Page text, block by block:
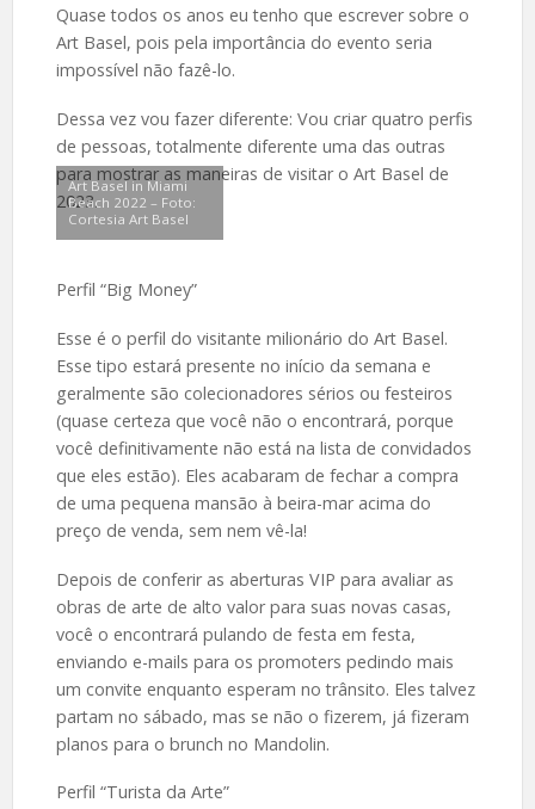
Quase todos os anos eu tenho que escrever sobre o
Art Basel, pois pela importância do evento seria
impossível não fazê-lo.
Dessa vez vou fazer diferente: Vou criar quatro perfis
de pessoas, totalmente diferente uma das outras
para mostrar as maneiras de visitar o Art Basel de
2023.
Art Basel in Miami
Beach 2022 – Foto:
Cortesia Art Basel
Perfil “Big Money”
Esse é o perfil do visitante milionário do Art Basel.
Esse tipo estará presente no início da semana e
geralmente são colecionadores sérios ou festeiros
(quase certeza que você não o encontrará, porque
você definitivamente não está na lista de convidados
que eles estão). Eles acabaram de fechar a compra
de uma pequena mansão à beira-mar acima do
preço de venda, sem nem vê-la!
Depois de conferir as aberturas VIP para avaliar as
obras de arte de alto valor para suas novas casas,
você o encontrará pulando de festa em festa,
enviando e-mails para os promoters pedindo mais
um convite enquanto esperam no trânsito. Eles talvez
partam no sábado, mas se não o fizerem, já fizeram
planos para o brunch no Mandolin.
Perfil “Turista da Arte”